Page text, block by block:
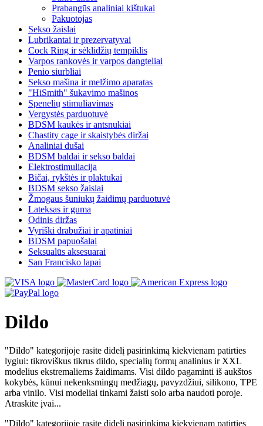
Prabangūs analiniai kištukai
Pakuotojas
Sekso žaislai
Lubrikantai ir prezervatyvai
Cock Ring ir sėklidžių tempiklis
Varpos rankovės ir varpos dangteliai
Penio siurbliai
Sekso mašina ir melžimo aparatas
"HiSmith" šukavimo mašinos
Spenelių stimuliavimas
Vergystės parduotuvė
BDSM kaukės ir antsnukiai
Chastity cage ir skaistybės diržai
Analiniai dušai
BDSM baldai ir sekso baldai
Elektrostimuliacija
Bičai, rykštės ir plaktukai
BDSM sekso žaislai
Žmogaus šuniukų žaidimų parduotuvė
Lateksas ir guma
Odinis diržas
Vyriški drabužiai ir apatiniai
BDSM papuošalai
Seksualūs aksesuarai
San Francisko lapai
Dildo
"Dildo" kategorijoje rasite didelį pasirinkimą kiekvienam patirties
lygiui: tikroviškus tikrus dildo, specialių formų analinius ir XXL
modelius ekstremaliems žaidimams. Visi dildo pagaminti iš aukštos
kokybės, kūnui nekenksmingų medžiagų, pavyzdžiui, silikono, TPE
arba vinilo. Visi modeliai tinkami žaisti solo arba naudoti poroje.
Atraskite įvai...
"Dildo" kategorijoje rasite didelį pasirinkimą kiekvienam patirties